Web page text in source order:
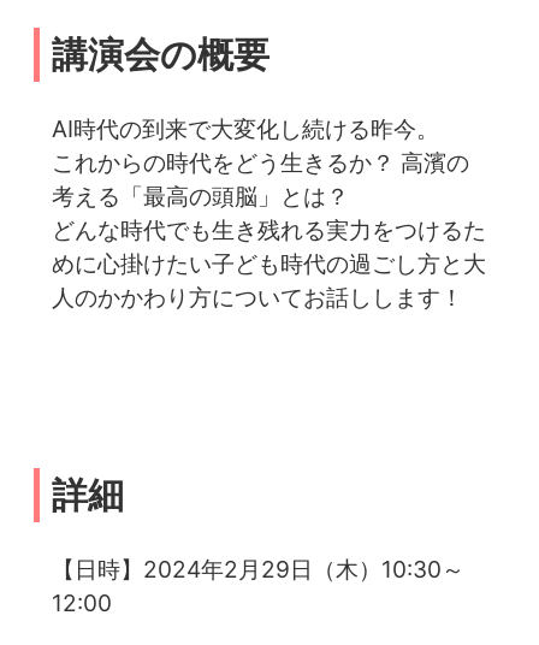
講演会の概要
AI時代の到来で大変化し続ける昨今。
これからの時代をどう生きるか？ 高濱の
考える「最高の頭脳」とは？
どんな時代でも生き残れる実力をつけるた
めに心掛けたい子ども時代の過ごし方と大
人のかかわり方についてお話しします！
詳細
【日時】2024年2月29日（木）10:30～
12:00